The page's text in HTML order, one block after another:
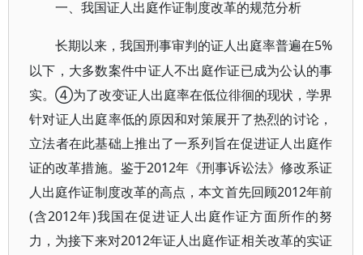
一、我国证人出庭作证制度改革的规范分析
长期以来，我国刑事审判的证人出庭率普遍在5%
以下，大多数案件中证人不出庭作证已成为公认的事
实。④为了改变证人出庭率在低位徘徊的现状，学界
针对证人出庭率低的原因和对策展开了热烈的讨论，
立法者在此基础上推出了一系列旨在促进证人出庭作
证的改革措施。鉴于2012年《刑事诉讼法》修改系证
人出庭作证制度改革的高点，本文首先回顾2012年前
(含2012年)我国在促进证人出庭作证方面所作的努
力，为接下来对2012年证人出庭作证相关改革的实证